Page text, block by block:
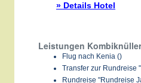
» Details Hotel
Leistungen
Flug nach Kenia ()
Transfer zur Rundreise
Rundreise "Rundreise